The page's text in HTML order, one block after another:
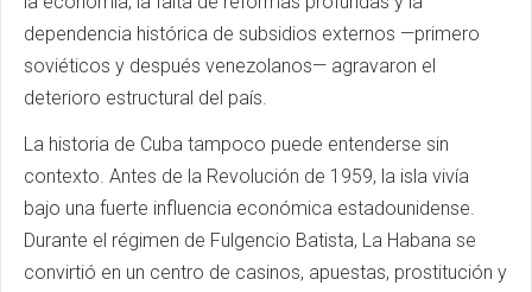
dependencia histórica de subsidios externos —primero
soviéticos y después venezolanos— agravaron el
deterioro estructural del país.
La historia de Cuba tampoco puede entenderse sin
contexto. Antes de la Revolución de 1959, la isla vivía
bajo una fuerte influencia económica estadounidense.
Durante el régimen de Fulgencio Batista, La Habana se
convirtió en un centro de casinos, apuestas, prostitución y